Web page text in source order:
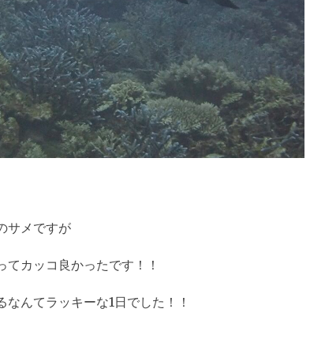
サメですが
カッコ良かったです！！
んてラッキーな1日でした！！